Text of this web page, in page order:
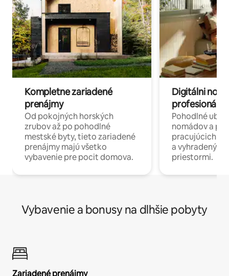
Kompletne zariadené
prenájmy
Od pokojných horských
zrubov až po pohodlné
mestské byty, tieto zariadené
prenájmy majú všetko
vybavenie pre pocit domova.
Digitálni
profesionáli
Pohodlné
nomádov a
pracujúcich
a
priestormi.
Vybavenie a bonusy na dlhšie pobyty